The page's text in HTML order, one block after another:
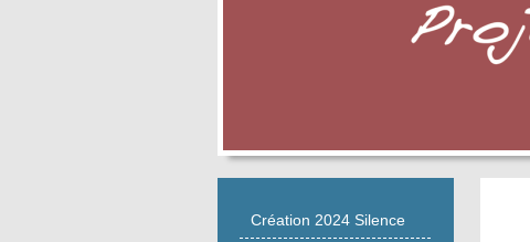
Création 2024 Silence